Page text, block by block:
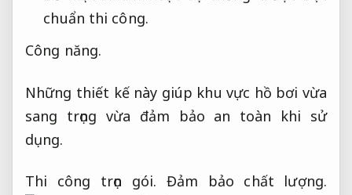
chuẩn thi công.
Công năng.
Những thiết kế này giúp khu vực hồ bơi vừa
sang trọng vừa đảm bảo an toàn khi sử
dụng.
Thi công trọn gói. Đảm bảo chất lượng.